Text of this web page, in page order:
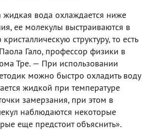
вода охлаждается ниже
ее молекулы выстраиваются в
структуру, то есть
Гало, профессор физики в
Тре. — При использовании
можно быстро охладить воду
жидкой при температуре
замерзания, при этом в
наблюдаются некоторые
еще предстоит объяснить».